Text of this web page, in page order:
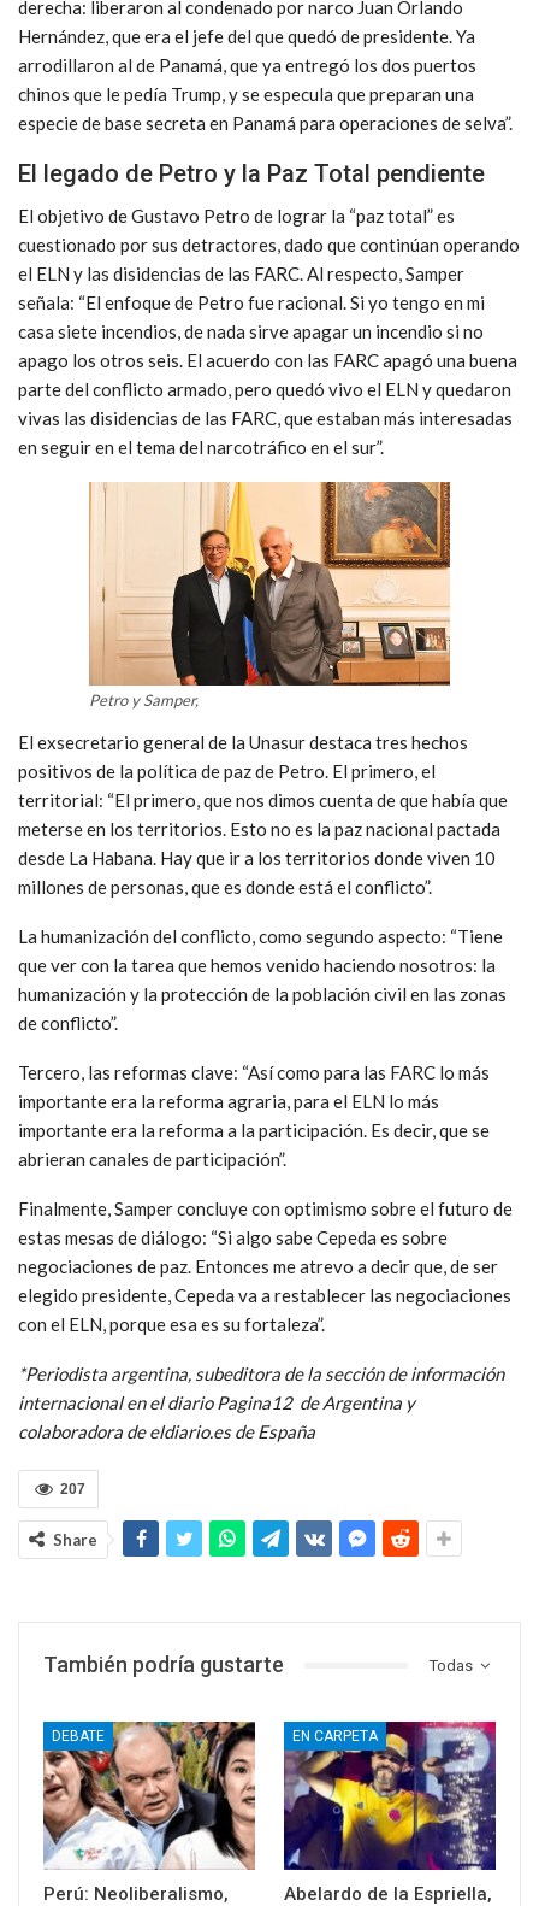
derecha: liberaron al condenado por narco Juan Orlando
Hernández, que era el jefe del que quedó de presidente. Ya
arrodillaron al de Panamá, que ya entregó los dos puertos
chinos que le pedía Trump, y se especula que preparan una
especie de base secreta en Panamá para operaciones de selva”.
El legado de Petro y la Paz Total pendiente
El objetivo de Gustavo Petro de lograr la “paz total” es
cuestionado por sus detractores, dado que continúan operando
el ELN y las disidencias de las FARC. Al respecto, Samper
señala: “El enfoque de Petro fue racional. Si yo tengo en mi
casa siete incendios, de nada sirve apagar un incendio si no
apago los otros seis. El acuerdo con las FARC apagó una buena
parte del conflicto armado, pero quedó vivo el ELN y quedaron
vivas las disidencias de las FARC, que estaban más interesadas
en seguir en el tema del narcotráfico en el sur”.
Petro y Samper,
El exsecretario general de la Unasur destaca tres hechos
positivos de la política de paz de Petro. El primero, el
territorial: “El primero, que nos dimos cuenta de que había que
meterse en los territorios. Esto no es la paz nacional pactada
desde La Habana. Hay que ir a los territorios donde viven 10
millones de personas, que es donde está el conflicto”.
La humanización del conflicto, como segundo aspecto: “Tiene
que ver con la tarea que hemos venido haciendo nosotros: la
humanización y la protección de la población civil en las zonas
de conflicto”.
Tercero, las reformas clave: “Así como para las FARC lo más
importante era la reforma agraria, para el ELN lo más
importante era la reforma a la participación. Es decir, que se
abrieran canales de participación”.
Finalmente, Samper concluye con optimismo sobre el futuro de
estas mesas de diálogo: “Si algo sabe Cepeda es sobre
negociaciones de paz. Entonces me atrevo a decir que, de ser
elegido presidente, Cepeda va a restablecer las negociaciones
con el ELN, porque esa es su fortaleza”.
*Periodista argentina, subeditora de la sección de información
internacional en el diario Pagina12 de Argentina y
colaboradora de eldiario.es de España
207
Share
Todas
También podría gustarte
DEBATE
Perú: Neoliberalismo,
EN CARPETA
Abelardo de la Espriella,